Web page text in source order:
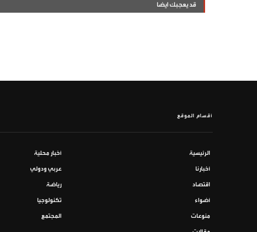
قد يعجبك ايضا
أقسام الموقع
الرئيسية أخبار محلية
أخبارنا عربي ودولي
اقتصاد رياضة
أضواء تكنولوجيا
منوعات المجتمع